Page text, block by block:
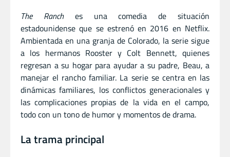
The Ranches una comedia de situación
estadounidense que se estrenó en 2016 en Netflix.
Ambientada en una granja de Colorado, la serie sigue
a los hermanos Rooster y Colt Bennett, quienes
regresan a su hogar para ayudar a su padre, Beau, a
manejar el rancho familiar. La serie se centra en las
dinámicas familiares, los conflictos generacionales y
las complicaciones propias de la vida en el campo,
todo con un tono de humor y momentos de drama.
La trama principal